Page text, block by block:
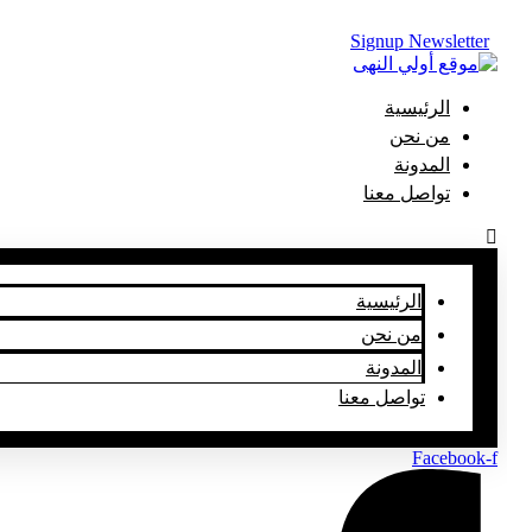
to
content
Signup Newsletter
الرئيسية
من نحن
المدونة
تواصل معنا
الرئيسية
من نحن
المدونة
تواصل معنا
Facebook-f